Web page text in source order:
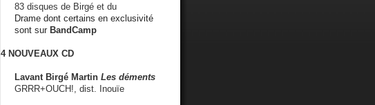
83 disques de Birgé et du
Drame dont certains en exclusivité
sont sur BandCamp
4 NOUVEAUX CD
Lavant Birgé Martin Les déments
GRRR+OUCH!, dist. Inouïe